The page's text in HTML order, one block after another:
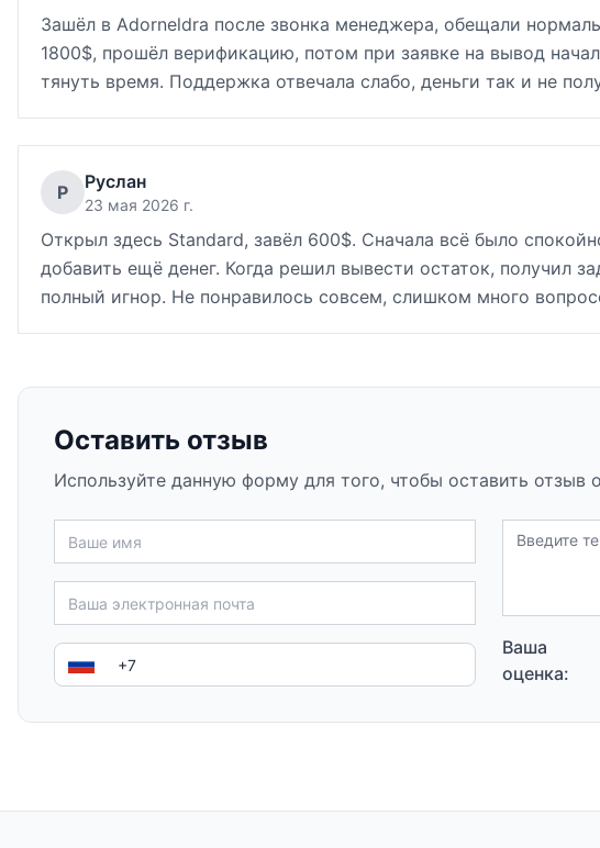
Зашёл в Adorneldra после звонка менеджера, обещали
1800$, прошёл верификацию, потом при заявке на вывод
тянуть время. Поддержка отвечала слабо, деньги так и не
Р Руслан
23 мая 2026 г.
Открыл здесь Standard, завёл 600$. Сначала всё было
добавить ещё денег. Когда решил вывести остаток, получил
полный игнор. Не понравилось совсем, слишком много
Оставить отзыв
Используйте данную форму для того, чтобы оставить отзыв
Ваша
оценка: